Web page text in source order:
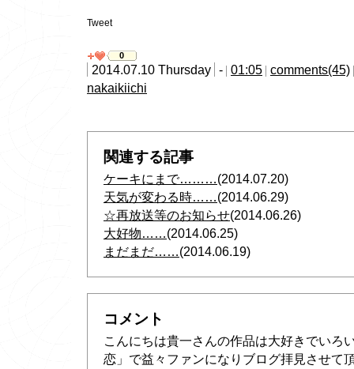
Tweet
0
2014.07.10 Thursday - 01:05 comments(45)
nakaikiichi
関連する記事
ケーキにまで………(2014.07.20)
天気が変わる時……(2014.06.29)
☆再放送等のお知らせ(2014.06.26)
大好物……(2014.06.25)
まだまだ……(2014.06.19)
コメント
こんにちは貴一さんの作品は大好きでいろ
恋」で益々ファンになりブログ拝見させて